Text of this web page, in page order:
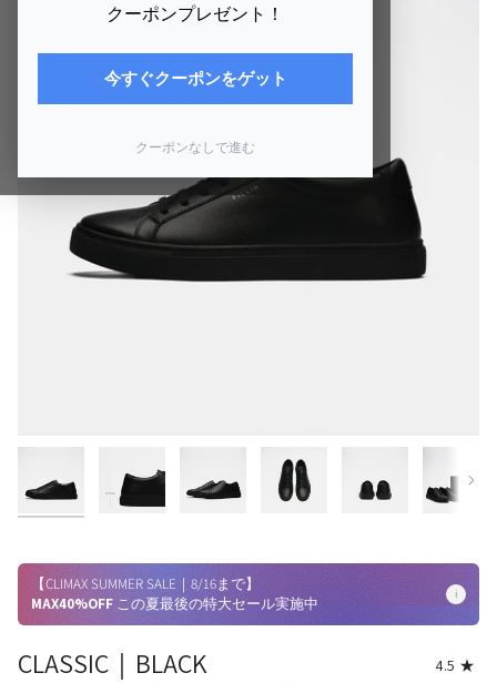
【CLIMAX SUMMER SALE｜8/16まで】
MAX40%OFF この夏最後の特大セール実施中
i
CLASSIC｜BLACK 4.5
クーポンプレゼント！
今すぐクーポンをゲット
クーポンなしで進む